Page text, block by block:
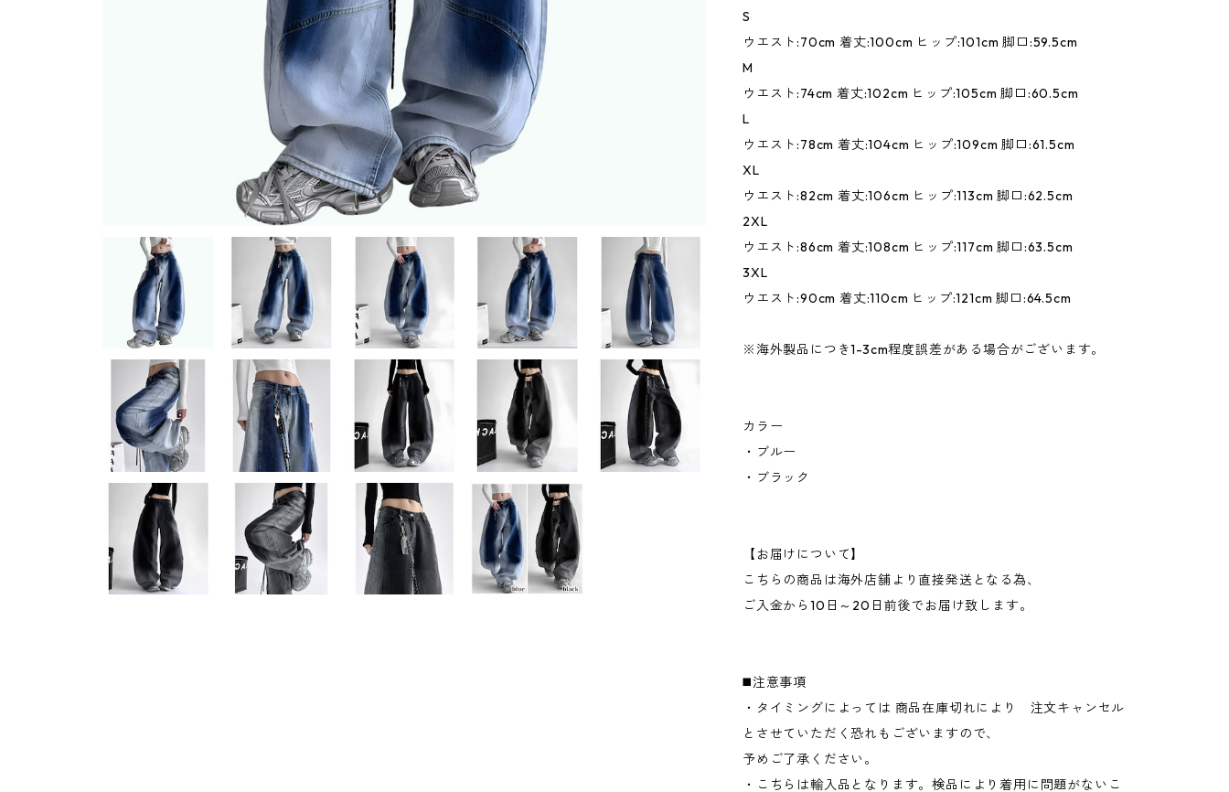
S
ウエスト:70cm 着丈:100cm ヒップ:101cm 脚口:59.5cm
M
ウエスト:74cm 着丈:102cm ヒップ:105cm 脚口:60.5cm
L
ウエスト:78cm 着丈:104cm ヒップ:109cm 脚口:61.5cm
XL
ウエスト:82cm 着丈:106cm ヒップ:113cm 脚口:62.5cm
2XL
ウエスト:86cm 着丈:108cm ヒップ:117cm 脚口:63.5cm
3XL
ウエスト:90cm 着丈:110cm ヒップ:121cm 脚口:64.5cm
※海外製品につき1-3cm程度誤差がある場合がございます。
カラー
・ブルー
・ブラック
【お届けについて】
こちらの商品は海外店舗より直接発送となる為、
ご入金から10日～20日前後でお届け致します。
◼️注意事項
・タイミングによっては 商品在庫切れにより 注文キャンセル
とさせていただく恐れもございますので、
予めご了承ください。
・こちらは輸入品となります。検品により着用に問題がないこ